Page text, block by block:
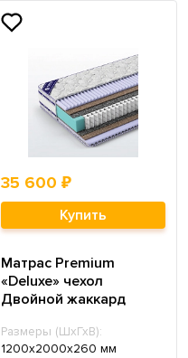
35 600 ₽
Купить
Матрас Premium
«Deluxe» чехол
Двойной жаккард
Размеры (ШхГхВ):
1200х2000х260 мм